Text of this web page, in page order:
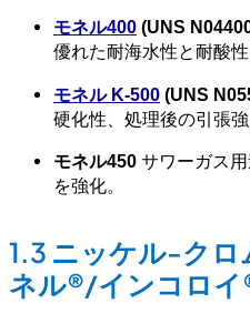
モネル400 (UNS
優れた耐海水性と耐酸
モネル K-500 (UNS
硬化性、処理後の引張
モネル450 サワーガス
を強化。
1.3 ニッケル-クロ
ネル®/インコロイ